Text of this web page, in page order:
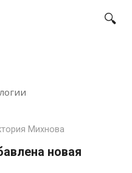
Михнова
новая